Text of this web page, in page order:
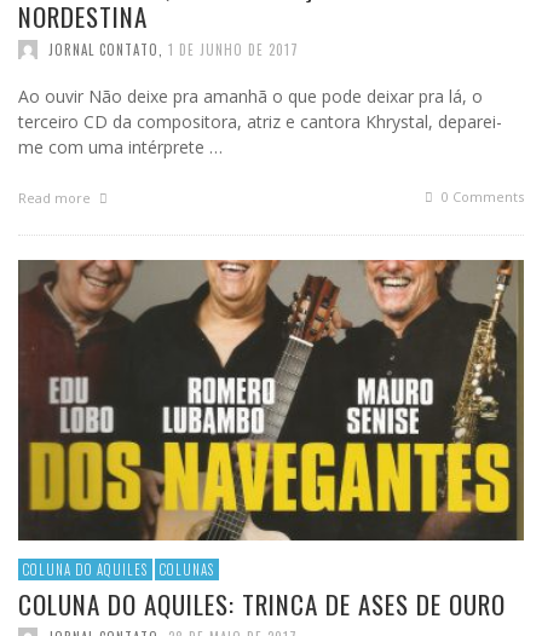
NORDESTINA
JORNAL CONTATO, 1 DE JUNHO DE 2017
Ao ouvir Não deixe pra amanhã o que pode deixar pra lá, o
terceiro CD da compositora, atriz e cantora Khrystal, deparei-
me com uma intérprete …
Read more 0 Comments
COLUNA DO AQUILES COLUNAS
COLUNA DO AQUILES: TRINCA DE ASES DE OURO